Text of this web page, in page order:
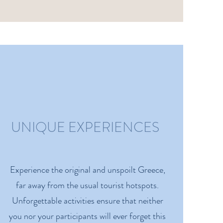
UNIQUE EXPERIENCES
Experience the original and unspoilt Greece,
far away from the usual tourist hotspots.
Unforgettable activities ensure that neither
you nor your participants will ever forget this